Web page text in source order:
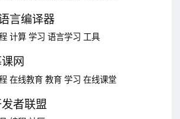
言编译器
计算 学习 语言学习 工具
网
在线教育 教育 学习 在线课堂
者联盟